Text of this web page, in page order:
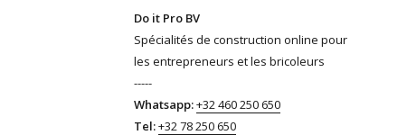
Do it Pro BV
Spécialités de construction online pour
les entrepreneurs et les bricoleurs
-----
Whatsapp:+32 460 250 650
Tel:+32 78 250 650